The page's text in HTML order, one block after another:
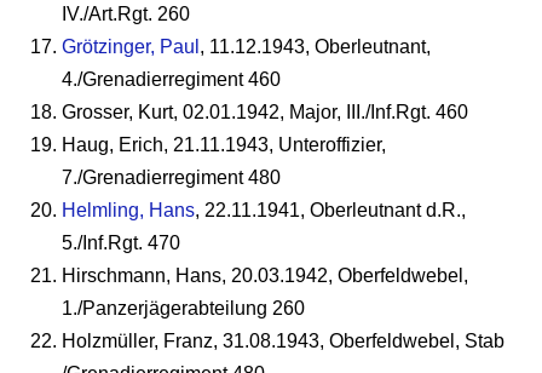
IV./Art.Rgt. 260
Grötzinger, Paul, 11.12.1943, Oberleutnant,
4./Grenadierregiment 460
Grosser, Kurt, 02.01.1942, Major, III./Inf.Rgt. 460
Haug, Erich, 21.11.1943, Unteroffizier,
7./Grenadierregiment 480
Helmling, Hans, 22.11.1941, Oberleutnant d.R.,
5./Inf.Rgt. 470
Hirschmann, Hans, 20.03.1942, Oberfeldwebel,
1./Panzerjägerabteilung 260
Holzmüller, Franz, 31.08.1943, Oberfeldwebel, Stab